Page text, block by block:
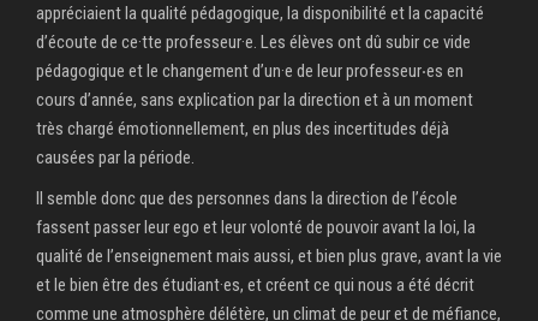
appréciaient la qualité pédagogique, la disponibilité et la capacité
d’écoute de ce·tte professeur·e. Les élèves ont dû subir ce vide
pédagogique et le changement d’un·e de leur professeur‧es en
cours d’année, sans explication par la direction et à un moment
très chargé émotionnellement, en plus des incertitudes déjà
causées par la période.
Il semble donc que des personnes dans la direction de l’école
fassent passer leur ego et leur volonté de pouvoir avant la loi, la
qualité de l’enseignement mais aussi, et bien plus grave, avant la vie
et le bien être des étudiant·es, et créent ce qui nous a été décrit
comme une atmosphère délétère, un climat de peur et de méfiance,